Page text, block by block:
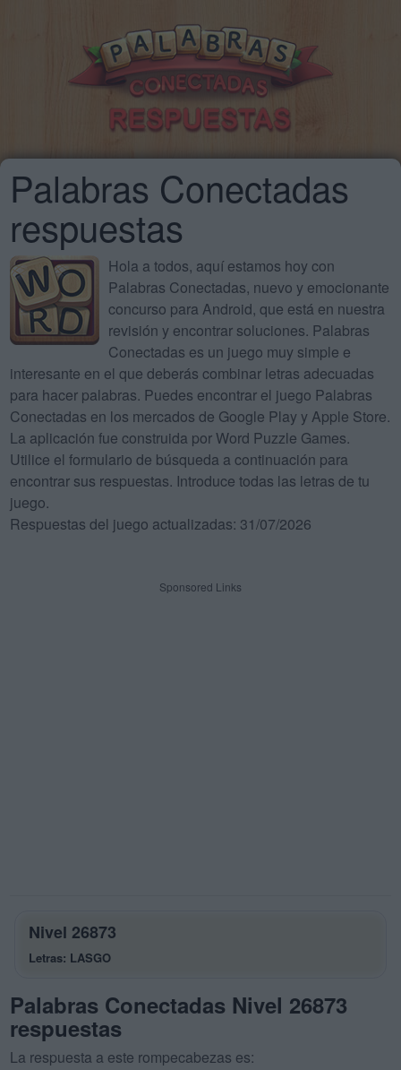
Palabras Conectadas
respuestas
Hola a todos, aquí estamos hoy con
Palabras Conectadas, nuevo y emocionante
concurso para Android, que está en nuestra
revisión y encontrar soluciones. Palabras
Conectadas es un juego muy simple e
interesante en el que deberás combinar letras adecuadas
para hacer palabras. Puedes encontrar el juego Palabras
Conectadas en los mercados de Google Play y Apple Store.
La aplicación fue construida por Word Puzzle Games.
Utilice el formulario de búsqueda a continuación para
encontrar sus respuestas. Introduce todas las letras de tu
juego.
Respuestas del juego actualizadas: 31/07/2026
Sponsored Links
Nivel 26873
Letras: LASGO
Palabras Conectadas Nivel 26873
respuestas
La respuesta a este rompecabezas es: